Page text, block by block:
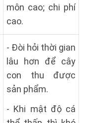
môn cao; chi phí
cao.
- Đòi hỏi thời gian
lâu hơn để cây
con thu được
sản phẩm.
- Khi mật độ cá